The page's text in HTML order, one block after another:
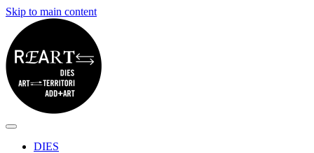
Skip to main content
DIES